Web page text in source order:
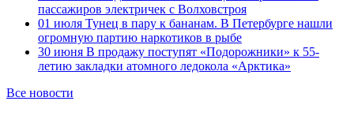
пассажиров электричек с Волховстроя
01 июля Тунец в пару к бананам. В Петербурге нашли
огромную партию наркотиков в рыбе
30 июня В продажу поступят «Подорожники» к 55-
летию закладки атомного ледокола «Арктика»
Все новости